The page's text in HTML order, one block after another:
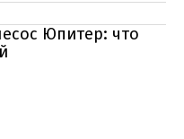
Юпитер: что